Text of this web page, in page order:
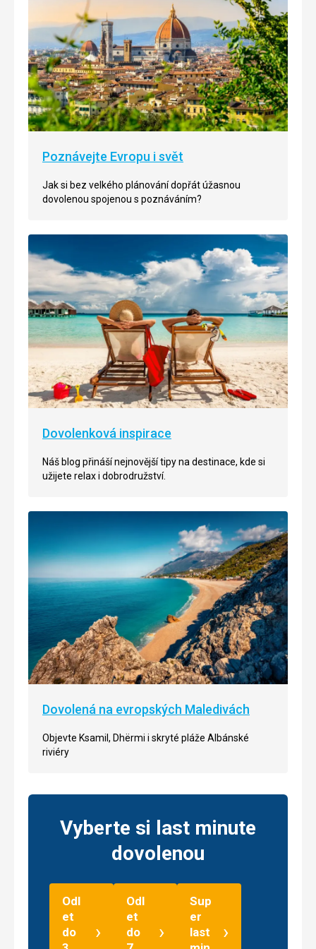
Poznávejte Evropu i svět
Jak si bez velkého plánování dopřát úžasnou
dovolenou spojenou s poznáváním?
Dovolenková inspirace
Náš blog přináší nejnovější tipy na destinace, kde si
užijete relax i dobrodružství.
Dovolená na evropských Maledivách
Objevte Ksamil, Dhërmi i skryté pláže Albánské
riviéry
Vyberte si last minute
dovolenou
Odl
et
do
›
Odl
et
do
›
Sup
er
last
›